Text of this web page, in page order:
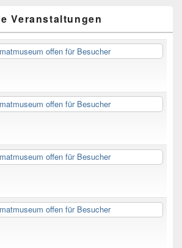
Veranstaltungen
offen für Besucher
offen für Besucher
offen für Besucher
offen für Besucher